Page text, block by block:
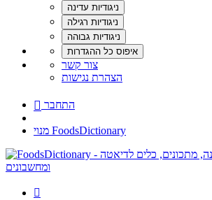
צור קשר
הצהרת נגישות
 התחבר
מנוי FoodsDictionary
